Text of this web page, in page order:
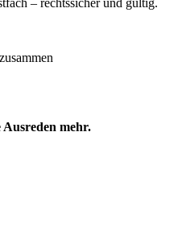
– rechtssicher und gültig.
Ausreden mehr.